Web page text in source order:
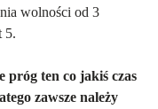
wolności od 3
5.
próg ten co jakiś czas
zawsze należy